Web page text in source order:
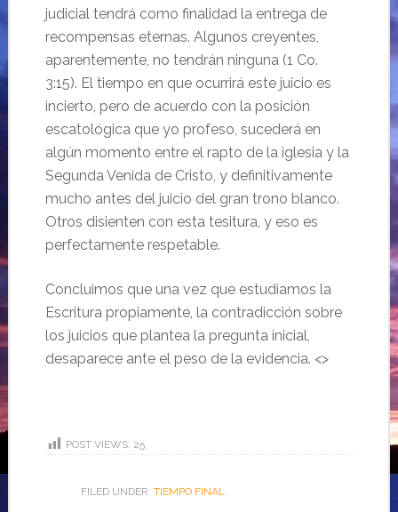
judicial tendrá como finalidad la entrega de
recompensas eternas. Algunos creyentes,
aparentemente, no tendrán ninguna (1 Co.
3:15). El tiempo en que ocurrirá este juicio es
incierto, pero de acuerdo con la posición
escatológica que yo profeso, sucederá en
algún momento entre el rapto de la iglesia y la
Segunda Venida de Cristo, y definitivamente
mucho antes del juicio del gran trono blanco.
Otros disienten con esta tesitura, y eso es
perfectamente respetable.
Concluimos que una vez que estudiamos la
Escritura propiamente, la contradicción sobre
los juicios que plantea la pregunta inicial,
desaparece ante el peso de la evidencia. <>
POST VIEWS: 25
FILED UNDER: TIEMPO FINAL